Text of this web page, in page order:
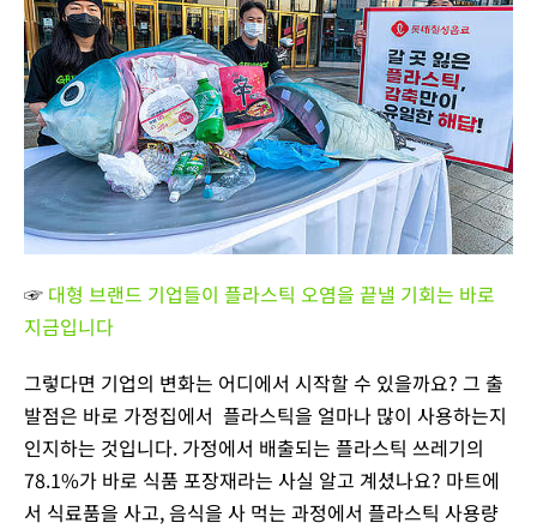
☞ 대형 브랜드 기업들이 플라스틱 오염을 끝낼 기회는 바로
지금입니다
그렇다면 기업의 변화는 어디에서 시작할 수 있을까요? 그 출
발점은 바로 가정집에서 플라스틱을 얼마나 많이 사용하는지
인지하는 것입니다. 가정에서 배출되는 플라스틱 쓰레기의
78.1%가 바로 식품 포장재라는 사실 알고 계셨나요? 마트에
서 식료품을 사고, 음식을 사 먹는 과정에서 플라스틱 사용량